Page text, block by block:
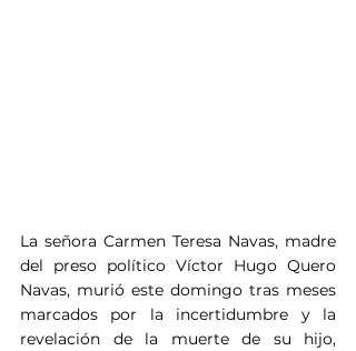
La señora Carmen Teresa Navas, madre
del preso político Víctor Hugo Quero
Navas, murió este domingo tras meses
marcados por la incertidumbre y la
revelación de la muerte de su hijo,